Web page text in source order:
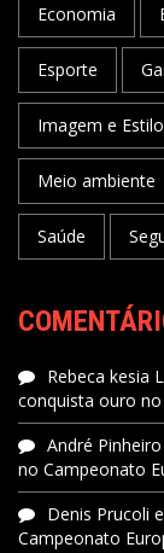
Economia
Esporte
Imagem e Estilo
Meio ambiente
Saúde
Rebeca kesia
conquista ouro no
André
no Campeonato
Denis Prucoli
Campeonato